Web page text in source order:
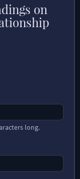
on
long.